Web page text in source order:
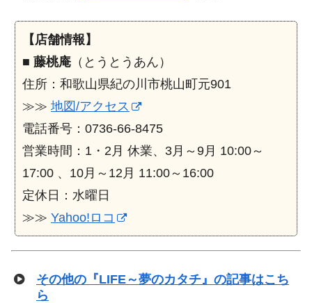
【店舗情報】
■ 藤桃庵 （とうとうあん）
住所：和歌山県紀の川市桃山町元901
≫≫ 地図/アクセス
電話番号：0736-66-8475
営業時間：1・2月 休業、3月～9月 10:00～
17:00 、10月～12月 11:00～16:00
定休日：水曜日
≫≫ Yahoo!ロコ
その他の『LIFE～夢のカタチ』の記事はこち
ら